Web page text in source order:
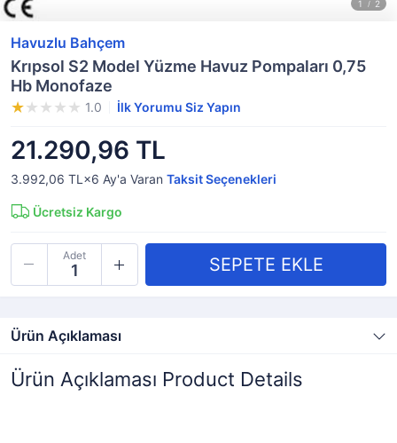
Havuzlu Bahçem
Krıpsol S2 Model Yüzme Havuz Pompaları 0,75
Hb Monofaze
1.0 İlk Yorumu Siz Yapın
21.290,96 TL
3.992,06 TL×6 Ay'a Varan Taksit Seçenekleri
Ücretsiz Kargo
Adet
Ürün Açıklaması
Ürün Açıklaması Product Details